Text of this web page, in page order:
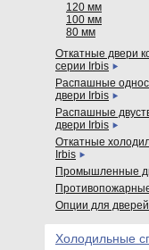
120 мм
100 мм
80 мм
Откатные двери
серии Irbis
Распашные
двери Irbis
Распашные
двери Irbis
Откатные
Irbis
Промышленные
Опции для
Холодильные